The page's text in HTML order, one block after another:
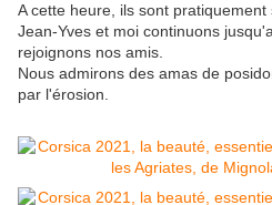
A cette heure, ils sont pratiquement
Jean-Yves et moi continuons
rejoignons nos amis.
Nous admirons des amas de
par l'érosion.